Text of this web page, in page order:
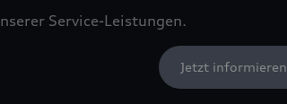
Service-Leistungen.
Jetzt informieren